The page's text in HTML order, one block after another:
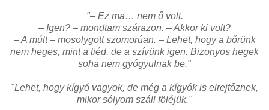
"– Ez ma… nem ő volt.
– Igen? – mondtam szárazon. – Akkor ki volt?
– A múlt – mosolygott szomorúan. – Lehet, hogy a bőrünk
nem heges, mint a tiéd, de a szívünk igen. Bizonyos hegek
soha nem gyógyulnak be."
"Lehet, hogy kígyó vagyok, de még a kígyók is elrejtőznek,
mikor sólyom száll föléjük."